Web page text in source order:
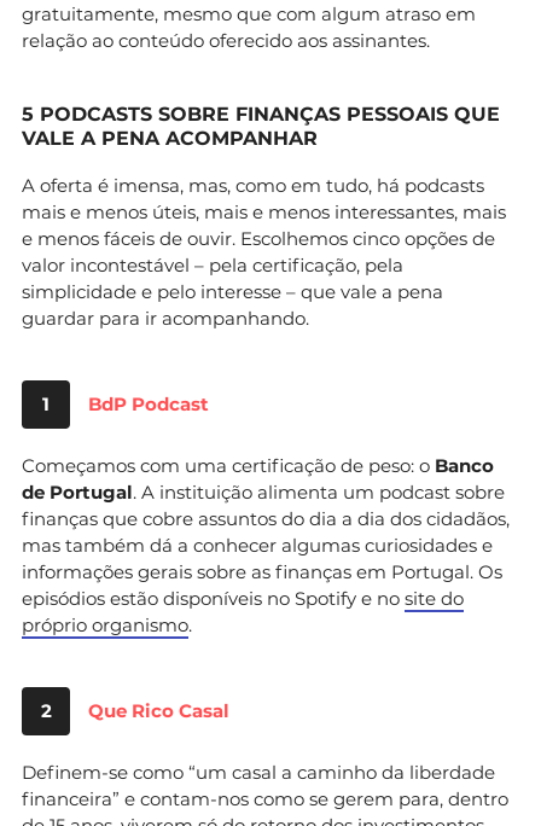
gratuitamente, mesmo que com algum atraso em
relação ao conteúdo oferecido aos assinantes.
5 PODCASTS SOBRE FINANÇAS PESSOAIS QUE
VALE A PENA ACOMPANHAR
A oferta é imensa, mas, como em tudo, há podcasts
mais e menos úteis, mais e menos interessantes, mais
e menos fáceis de ouvir. Escolhemos cinco opções de
valor incontestável – pela certificação, pela
simplicidade e pelo interesse – que vale a pena
guardar para ir acompanhando.
1 BdP Podcast
Começamos com uma certificação de peso: o Banco
de Portugal. A instituição alimenta um podcast sobre
finanças que cobre assuntos do dia a dia dos cidadãos,
mas também dá a conhecer algumas curiosidades e
informações gerais sobre as finanças em Portugal. Os
episódios estão disponíveis no Spotify e no site do
próprio organismo.
2 Que Rico Casal
Definem-se como “um casal a caminho da liberdade
financeira” e contam-nos como se gerem para, dentro